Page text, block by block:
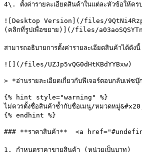
4\. ตั้งค่ารายละเอียดสินค้าในแต่ละหัวข้อให้คร
![Desktop Version](/files/
(คลิกที่รูปเพื่อขยาย)](/files/
สามารถอธิบายการตั้งค่ารายละเอียดสินค้าได้ดังนี้
![](/files/UZJp5vQG0dHtKBdYYBxw)
> *อ่านรายละเอียดเกี่ยวกับฟีเจอร์ตอบ
{% hint style="warning" %}
ไม่ควรตั้งชื่อสินค้าซ้ำกับชื่อเมนู/หมวดหมู่
{% endhint %}
### **ราคาสินค้า**  <a
1. กำหนดราคาขายสินค้า (หน่วยเป็นบาท)